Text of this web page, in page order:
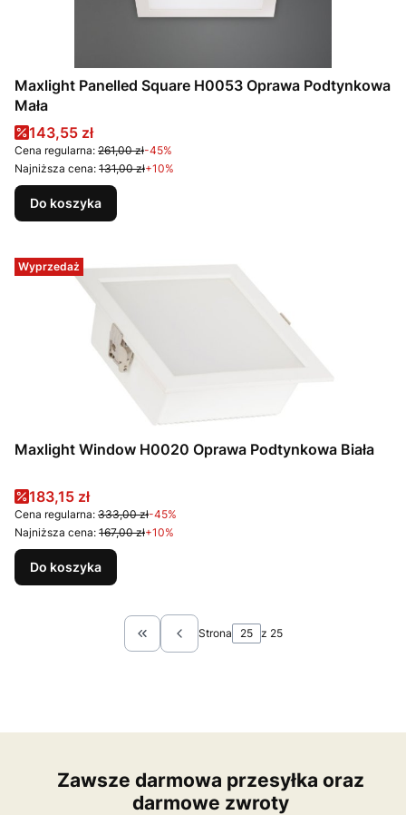
Maxlight Panelled Square H0053 Oprawa Podtynkowa
Mała
Cena promocyjna
143,55 zł
Cena regularna: 261,00 zł-45%
Najniższa cena: 131,00 zł+10%
Do koszyka
Wyprzedaż
Maxlight Window H0020 Oprawa Podtynkowa Biała
Cena promocyjna
183,15 zł
Cena regularna: 333,00 zł-45%
Najniższa cena: 167,00 zł+10%
Do koszyka
Wróć do pierwszej strony z produktami
Strona z 25
Zawsze darmowa przesyłka oraz
darmowe zwroty